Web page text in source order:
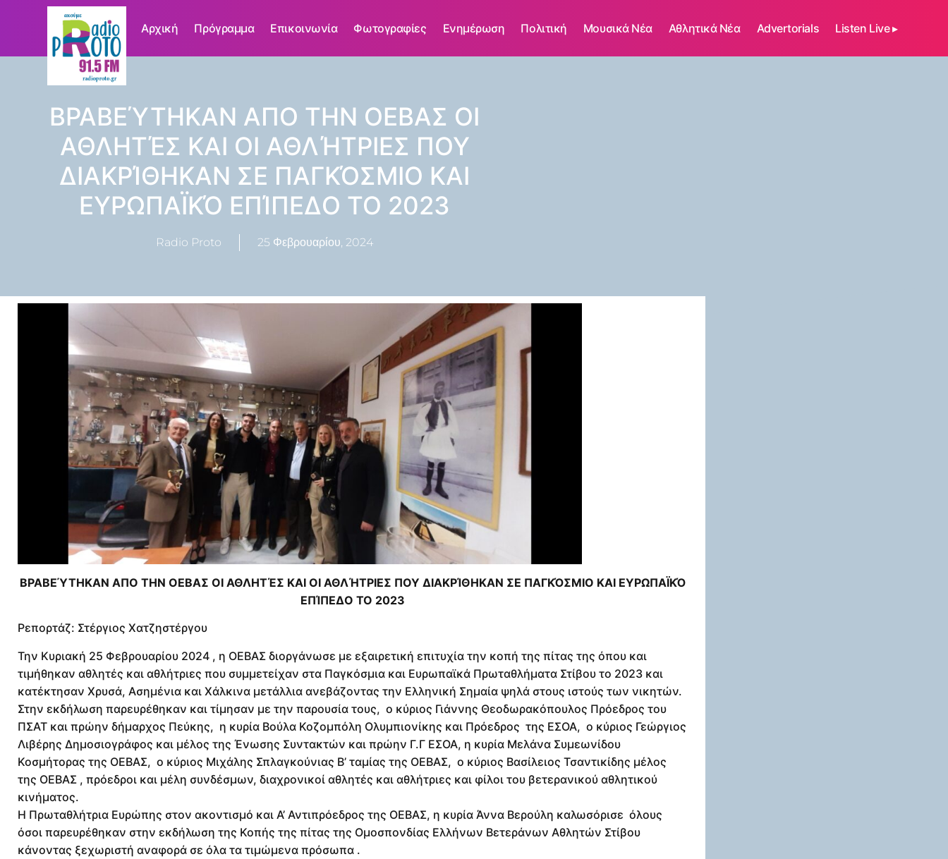
Αρχική Πρόγραμμα Επικοινωνία Φωτογραφίες Ενημέρωση Πολιτική Μουσικά Νέα Αθλητικά Νέα Advertorials Listen Live ▸
ΒΡΑΒΕΎΤΗΚΑΝ ΑΠΟ ΤΗΝ ΟΕΒΑΣ ΟΙ
ΑΘΛΗΤΈΣ ΚΑΙ ΟΙ ΑΘΛΉΤΡΙΕΣ ΠΟΥ
ΔΙΑΚΡΊΘΗΚΑΝ ΣΕ ΠΑΓΚΌΣΜΙΟ ΚΑΙ
ΕΥΡΩΠΑΪΚΌ ΕΠΊΠΕΔΟ ΤΟ 2023
Radio Proto 25 Φεβρουαρίου, 2024
ΒΡΑΒΕΎΤΗΚΑΝ ΑΠΟ ΤΗΝ ΟΕΒΑΣ ΟΙ ΑΘΛΗΤΈΣ ΚΑΙ ΟΙ ΑΘΛΉΤΡΙΕΣ ΠΟΥ ΔΙΑΚΡΊΘΗΚΑΝ ΣΕ ΠΑΓΚΌΣΜΙΟ ΚΑΙ ΕΥΡΩΠΑΪΚΌ
ΕΠΊΠΕΔΟ ΤΟ 2023
Ρεπορτάζ: Στέργιος Χατζηστέργου
Την Κυριακή 25 Φεβρουαρίου 2024 , η ΟΕΒΑΣ διοργάνωσε με εξαιρετική επιτυχία την κοπή της πίτας της όπου και
τιμήθηκαν αθλητές και αθλήτριες που συμμετείχαν στα Παγκόσμια και Ευρωπαϊκά Πρωταθλήματα Στίβου το 2023 και
κατέκτησαν Χρυσά, Ασημένια και Χάλκινα μετάλλια ανεβάζοντας την Ελληνική Σημαία ψηλά στους ιστούς των νικητών.
Στην εκδήλωση παρευρέθηκαν και τίμησαν με την παρουσία τους, ο κύριος Γιάννης Θεοδωρακόπουλος Πρόεδρος του
ΠΣΑΤ και πρώην δήμαρχος Πεύκης, η κυρία Βούλα Κοζομπόλη Ολυμπιονίκης και Πρόεδρος της ΕΣΟΑ, ο κύριος Γεώργιος
Λιβέρης Δημοσιογράφος και μέλος της Ένωσης Συντακτών και πρώην Γ.Γ ΕΣΟΑ, η κυρία Μελάνα Συμεωνίδου
Κοσμήτορας της ΟΕΒΑΣ, ο κύριος Μιχάλης Σπλαγκούνιας Β’ ταμίας της ΟΕΒΑΣ, ο κύριος Βασίλειος Τσαντικίδης μέλος
της ΟΕΒΑΣ , πρόεδροι και μέλη συνδέσμων, διαχρονικοί αθλητές και αθλήτριες και φίλοι του βετερανικού αθλητικού
κινήματος.
Η Πρωταθλήτρια Ευρώπης στον ακοντισμό και Α’ Αντιπρόεδρος της ΟΕΒΑΣ, η κυρία Άννα Βερούλη καλωσόρισε όλους
όσοι παρευρέθηκαν στην εκδήλωση της Κοπής της πίτας της Ομοσπονδίας Ελλήνων Βετεράνων Αθλητών Στίβου
κάνοντας ξεχωριστή αναφορά σε όλα τα τιμώμενα πρόσωπα .